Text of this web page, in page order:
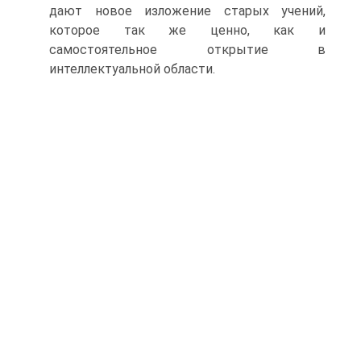
дают новое изложение старых учений,
которое так же ценно, как и
самостоятельное открытие в
интеллектуальной области.